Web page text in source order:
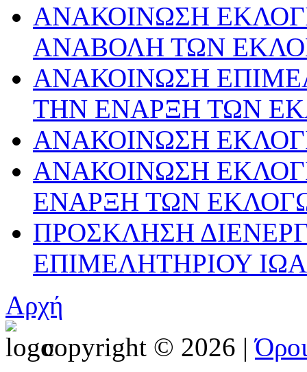
ΑΝΑΚΟΙΝΩΣΗ
ΑΝΑΒΟΛΗ ΤΩΝ
ΑΝΑΚΟΙΝΩΣΗ
ΤΗΝ ΕΝΑΡΞΗ ΤΩΝ
ΑΝΑΚΟΙΝΩΣΗ
ΑΝΑΚΟΙΝΩΣΗ
ΕΝΑΡΞΗ ΤΩΝ
ΠΡΟΣΚΛΗΣΗ
ΕΠΙΜΕΛΗΤΗΡΙΟΥ
Αρχή
copyright © 2026 |